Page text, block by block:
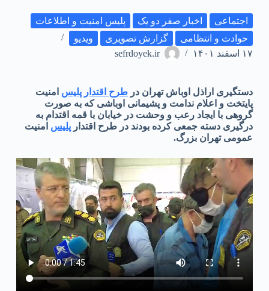
اجتماعی اخبار صفر دو یک
پلیس امنیت و اطلاعات
حوادث و انتظامی
گزارش تصویری
ویدیو
۱۷ اسفند ۱۴۰۱
sefrdoyek.ir
دستگیری اراذل اوباش تهران در طرح اقتدار پلیس امنیت
پایتخت و اعلام ندامت و پشیمانی اوباشی که به صورت
گروهی با ایجاد رعب و وحشت در خیابان با قمه اقتدام به
درگیری دسته جمعی کرده بودند در طرح اقتدار پلیس امنیت
عمومی تهران بزرگ.